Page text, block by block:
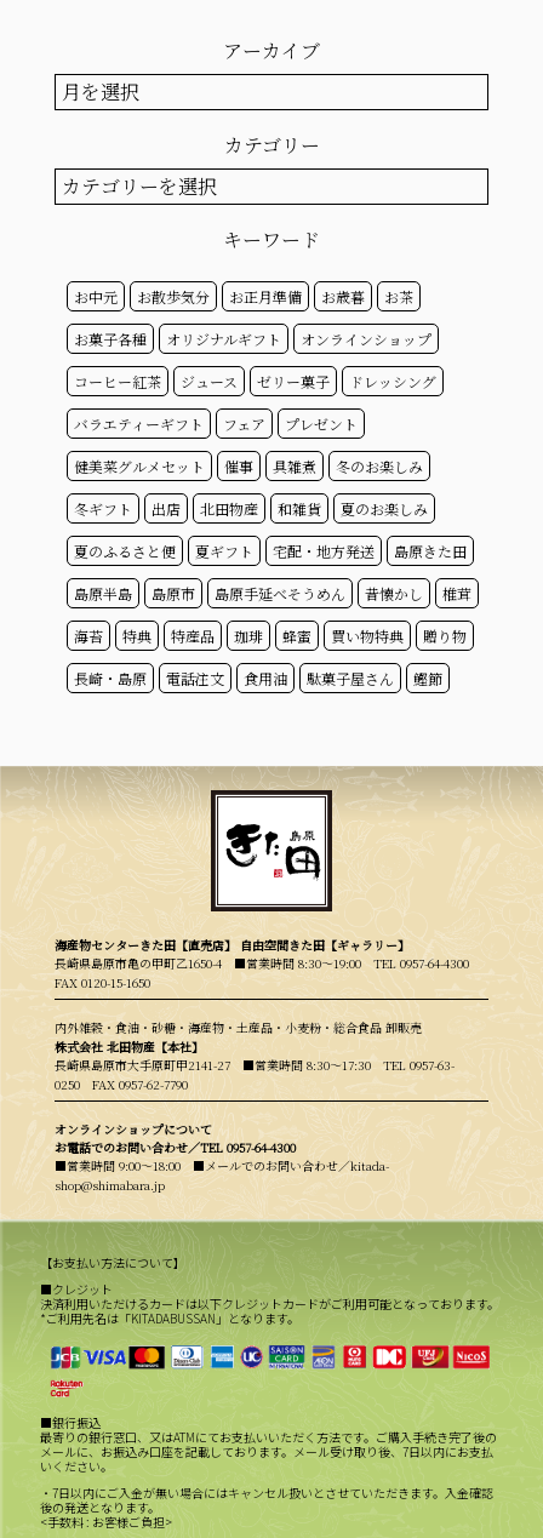
アーカイブ
ア
ー
ブ
カテゴリー
カ
テ
キーワード
お中元 お散歩気分 お正月準備 お歳暮 お茶
お菓子各種 オリジナルギフト オンラインショップ
コーヒー紅茶 ジュース ゼリー菓子 ドレッシング
バラエティーギフト フェア プレゼント
健美菜グルメセット 催事 具雑煮 冬のお楽しみ
冬ギフト 出店 北田物産 和雑貨 夏のお楽しみ
夏のふるさと便 夏ギフト 宅配・地方発送 島原きた田
島原半島 島原市 島原手延べそうめん 昔懐かし 椎茸
海苔 特典 特産品 珈琲 蜂蜜 買い物特典 贈り物
長崎・島原 電話注文 食用油 駄菓子屋さん 鰹節
海産物センターきた田【直売店】 自由空間きた田【ギャラリー】
長崎県島原市亀の甲町乙1650-4 ■営業時間 8:30〜19:00 TEL 0957-64-4300
FAX 0120-15-1650
内外雑穀・食油・砂糖・海産物・土産品・小麦粉・総合食品 卸販売
株式会社 北田物産【本社】
長崎県島原市大手原町甲2141-27 ■営業時間 8:30〜17:30 TEL 0957-63-
0250FAX 0957-62-7790
オンラインショップについて
お電話でのお問い合わせ／TEL 0957-64-4300
■営業時間 9:00〜18:00 ■メールでのお問い合わせ／kitada-
shop@shimabara.jp
【お支払い方法について】
■クレジット
決済利用いただけるカードは以下クレジットカードがご利用可能となっております。
*ご利用先名は「KITADABUSSAN」となります。
■銀行振込
最寄りの銀行窓口、又はATMにてお支払いいただく方法です。ご購入手続き完了後の
メールに、お振込み口座を記載しております。メール受け取り後、7日以内にお支払
いください。
・7日以内にご入金が無い場合にはキャンセル扱いとさせていただきます。入金確認
後の発送となります。
<手数料 : お客様ご負担>